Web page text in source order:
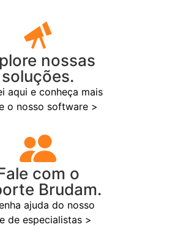
nossas
soluções.
aqui e conheça mais
o nosso software >
com o
Brudam.
ajuda do nosso
de especialistas >